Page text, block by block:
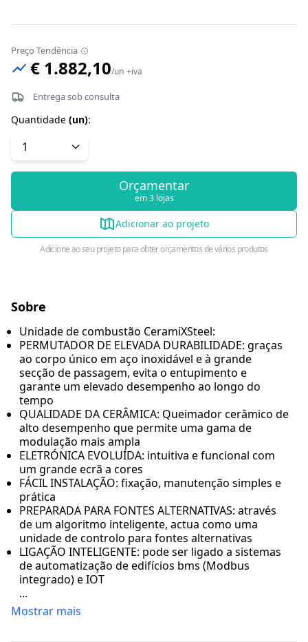
Preço Tendência
€ 1.882,10/un +iva
Entrega sob consulta
Quantidade (un):
Orçamentar
em 3 lojas
Adicionar ao projeto
Adicione ao seu projeto para obter orçamentos de vários produtos
Sobre
Unidade de combustão CeramiXSteel:
PERMUTADOR DE ELEVADA DURABILIDADE: graças
ao corpo único em aço inoxidável e à grande
secção de passagem, evita o entupimento e
garante um elevado desempenho ao longo do
tempo
QUALIDADE DA CERÂMICA: Queimador cerâmico de
alto desempenho que permite uma gama de
modulação mais ampla
ELETRÓNICA EVOLUÍDA: intuitiva e funcional com
um grande ecrã a cores
FÁCIL INSTALAÇÃO: fixação, manutenção simples e
prática
PREPARADA PARA FONTES ALTERNATIVAS: através
de um algoritmo inteligente, actua como uma
unidade de controlo para fontes alternativas
LIGAÇÃO INTELIGENTE: pode ser ligado a sistemas
de automatização de edifícios bms (Modbus
integrado) e IOT
...
Mostrar mais